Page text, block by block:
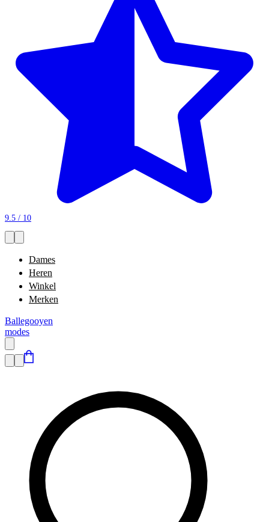
9.5 / 10
Dames
Heren
Winkel
Merken
Ballegooyen
modes